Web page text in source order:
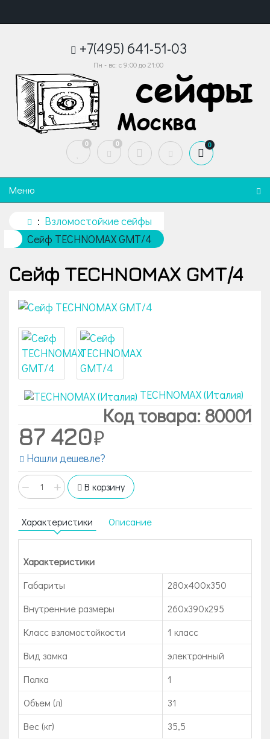
+7(495) 641-51-03
Пн - вс: с 9:00 до 21:00
0 0 0
Меню
Взломостойкие сейфы
Сейф TECHNOMAX GMT/4
Сейф TECHNOMAX GMT/4
TECHNOMAX (Италия)
Код товара: 80001
87 420
Нашли дешевле?
− + В корзину
Характеристики Описание
Характеристики
Габариты
280x400x350
Внутренние размеры
260x390x295
Класс взломостойкости
1 класс
Вид замка
электронный
Полка
1
Объем (л)
31
Вес (кг)
35,5